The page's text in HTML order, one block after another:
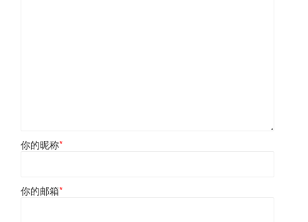
你的昵称*
你的邮箱*